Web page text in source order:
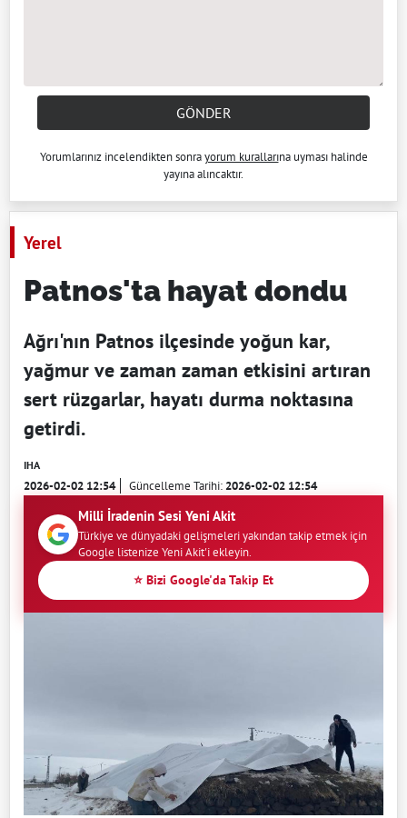
GÖNDER
Yorumlarınız incelendikten sonrayorum kurallarına uyması halinde
yayına alıncaktır.
Yerel
Patnos'ta hayat dondu
Ağrı'nın Patnos ilçesinde yoğun kar,
yağmur ve zaman zaman etkisini artıran
sert rüzgarlar, hayatı durma noktasına
getirdi.
IHA
2026-02-02 12:54 Güncelleme Tarihi:2026-02-02 12:54
Milli İradenin Sesi Yeni Akit
Türkiye ve dünyadaki gelişmeleri yakından takip etmek için
Google listenize Yeni Akit'i ekleyin.
⭐ Bizi Google'da Takip Et